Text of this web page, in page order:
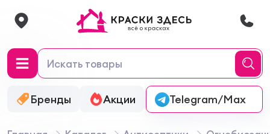
Бренды Акции Онлайн-колеровка
Telegram/Max